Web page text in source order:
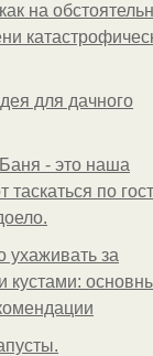
на
для дачного
- это наша
таскаться по
ухаживать за
кустами: